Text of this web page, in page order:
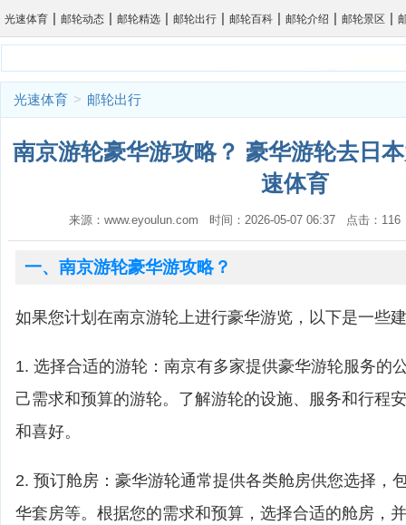
光速体育 | 邮轮动态 | 邮轮精选 | 邮轮出行 | 邮轮百科 | 邮轮介绍 | 邮轮景区 |
光速体育 > 邮轮出行
南京游轮豪华游攻略？ 豪华游轮去日
速体育
来源：www.eyoulun.com 时间：2026-05-07 06:37 点击：
一、南京游轮豪华游攻略？
如果您计划在南京游轮上进行豪华游览，以下是一些
1. 选择合适的游轮：南京有多家提供豪华游轮服务的
己需求和预算的游轮。了解游轮的设施、服务和行程
和喜好。
2. 预订舱房：豪华游轮通常提供各类舱房供您选择，
华套房等。根据您的需求和预算，选择合适的舱房，